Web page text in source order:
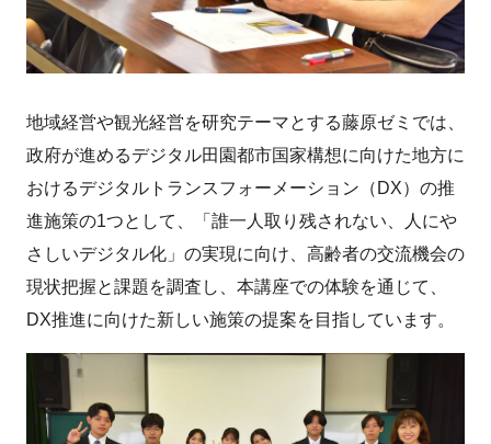
地域経営や観光経営を研究テーマとする藤原ゼミでは、
政府が進めるデジタル田園都市国家構想に向けた地方に
おけるデジタルトランスフォーメーション（DX）の推
進施策の1つとして、「誰一人取り残されない、人にや
さしいデジタル化」の実現に向け、高齢者の交流機会の
現状把握と課題を調査し、本講座での体験を通じて、
DX推進に向けた新しい施策の提案を目指しています。